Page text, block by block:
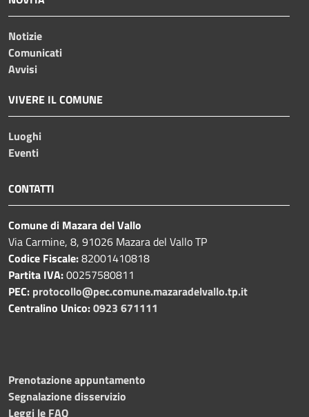
Notizie
Comunicati
Avvisi
VIVERE IL COMUNE
Luoghi
Eventi
CONTATTI
Comune di Mazara del Vallo
Via Carmine, 8, 91026 Mazara del Vallo TP
Codice Fiscale:82001410818
Partita IVA:00257580811
PEC: protocollo@pec.comune.mazaradelvallo.tp.it
Centralino Unico:0923 671111
Prenotazione appuntamento
Segnalazione disservizio
Leggi le FAQ